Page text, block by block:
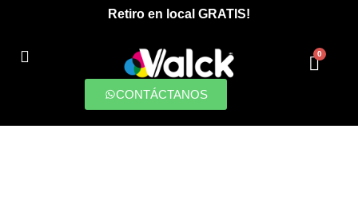
Retiro en local GRATIS!
CONTÁCTANOS
0